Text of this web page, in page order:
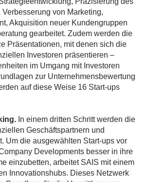
von Marketing,
Akquisition neuer Kundengruppen
gearbeitet. Zudem werden die
Präsentationen, mit denen sich die
Investoren präsentieren –
im Umgang mit Investoren
zur Unternehmensbewertung
auf diese Weise 16 Start-ups
In einem dritten Schritt werden die
Geschäftspartnern und
Um die ausgewählten Start-ups vor
Developments besser in ihre
einzubetten, arbeitet SAIS mit einem
Innovationshubs. Dieses Netzwerk